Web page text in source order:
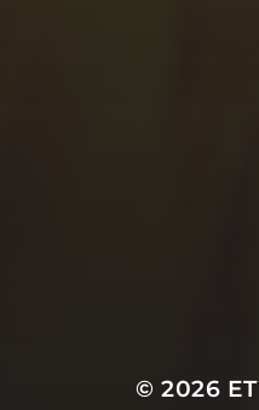
© 2026